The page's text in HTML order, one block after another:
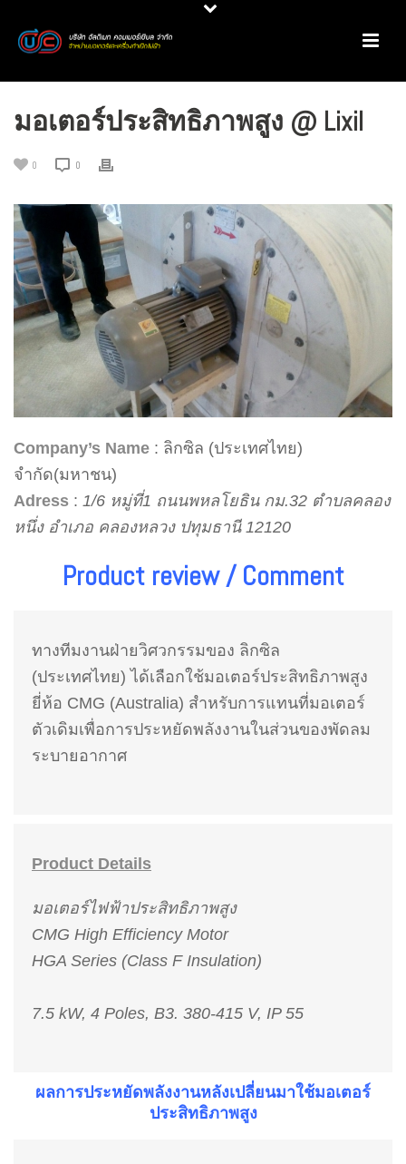
มอเตอร์ประสิทธิภาพสูง @ Lixil
0 0
Company’s Name : ลิกซิล (ประเทศไทย)
จำกัด(มหาชน)
Adress : 1/6 หมู่ที่1 ถนนพหลโยธิน กม.32 ตำบลคลอง
หนึ่ง อำเภอ คลองหลวง ปทุมธานี 12120
Product review / Comment
ทางทีมงานฝ่ายวิศวกรรมของ ลิกซิล
(ประเทศไทย) ได้เลือกใช้มอเตอร์ประสิทธิภาพสูง
ยี่ห้อ CMG (Australia) สำหรับการแทนที่มอเตอร์
ตัวเดิมเพื่อการประหยัดพลังงานในส่วนของพัดลม
ระบายอากาศ
Product Details
มอเตอร์ไฟฟ้าประสิทธิภาพสูง
CMG High Efficiency Motor
HGA Series (Class F Insulation)
7.5 kW, 4 Poles, B3. 380-415 V, IP 55
ผลการประหยัดพลังงานหลังเปลี่ยนมาใช้มอเตอร์
ประสิทธิภาพสูง